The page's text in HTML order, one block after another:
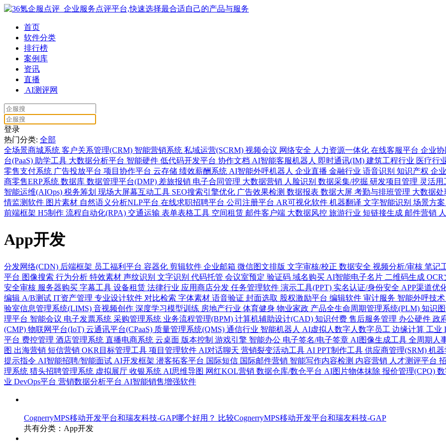
首页
软件分类
排行榜
案例库
资讯
直播
AI测评网
登录
热门分类: 全部
全场景商城系统 客户关系管理(CRM) 智能营销系统 私域运营(SCRM) 视频会议 网络安全 人力资源一体化 在线客服平台 企业
台(PaaS) 助学工具 大数据分析平台 智能硬件 低代码开发平台 协作文档 AI智能客服机器人 即时通讯(IM) 建筑工程行业 医疗行
零售支付系统 广告投放平台 项目协作平台 云存储 绩效薪酬系统 AI智能外呼机器人 企业直播 金融行业 语音识别 知识产权 企
商零售ERP系统 数据库 数据管理平台(DMP) 差旅报销 电子合同管理 大数据营销 人脸识别 数据采集/挖掘 研发项目管理 灵活
智能运维(AIOps) 税务筹划 现场大屏幕互动工具 SEO搜索引擎优化 广告效果检测 数据报表 数据大屏 考勤与排班管理 大数据
情监测软件 图片素材 自然语义分析NLP平台 在线求职招聘平台 公司注册平台 AR可视化软件 机器翻译 文字智能识别 场景方
前端框架 H5制作 流程自动化(RPA) 交通运输 表单表格工具 空间租赁 邮件客户端 大数据风控 旅游行业 短链接生成 邮件营销
App开发
分发网络(CDN) 后端框架 员工福利平台 容器化 剪辑软件 企业邮箱 微信图文排版 文字审核/校正 数据安全 视频分析/审核 笔记
平台 图像搜索 行为分析 特效素材 声纹识别 文字识别 代码托管 会议室预定 验证码 域名购买 AI智能电子名片 二维码生成
安全审核 服务器购买 字幕工具 设备租赁 法律行业 应用商店分发 任务管理软件 演示工具(PPT) 实名认证/身份安全 APP渠道优
编辑 A/B测试 IT资产管理 专业设计软件 对比检索 字体素材 语音验证 封面选取 股权激励平台 编辑软件 审计服务 智能外呼技
验室信息管理系统(LIMS) 音视频创作 深度学习模型训练 房地产行业 体育健身 物业家政 产品全生命周期管理系统(PLM) 知识
理平台 智能会议 电子发票系统 采购管理系统 业务流程管理(BPM) 计算机辅助设计(CAD) 知识付费 售后服务管理 办公硬件 政
(CMP) 物联网平台(IoT) 云通讯平台(CPaaS) 质量管理系统(QMS) 通信行业 智能机器人 AI虚拟人数字人数字员工 边缘计算 工业
平台 费控管理 酒店管理系统 直播电商系统 云桌面 版本控制 游戏引擎 智能办公 电子签名/电子签章 AI图像生成工具 全周期人
图 出海营销 短信营销 OKR目标管理工具 项目管理软件 AI对话聊天 营销裂变活动工具 AI PPT制作工具 供应商管理(SRM) 机
提示指令 AI智能招聘/智能面试 AI开发框架 潜客拓客平台 国际短信 国际邮件营销 智能写作内容检测 内容营销 人才测评平台
理系统 猎头招聘管理系统 虚拟展厅 收银系统 AI思维导图 网红KOL营销 数据仓库/数仓平台 AI图片物体抹除 报价管理(CPQ)
业 DevOps平台 营销数据分析平台 AI智能销售增强软件
CognerryMPS移动开发平台和瑞友科技-GAP哪个好用？ 比较CognerryMPS移动开发平台和瑞友科技-GAP
共有分类：App开发